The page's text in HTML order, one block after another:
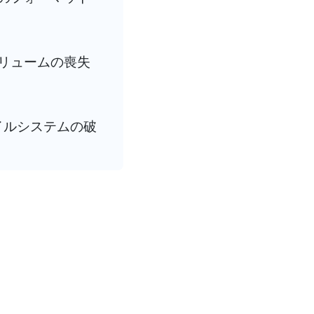
ュームの喪失
システムの破